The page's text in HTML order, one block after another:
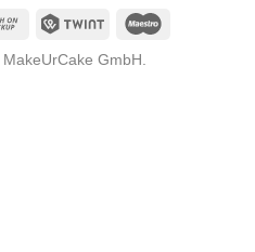
Cash
Pickup
Twint
MakeUrCake GmbH